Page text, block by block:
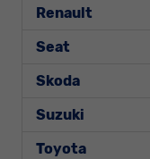
Renault
Seat
Skoda
Suzuki
Toyota